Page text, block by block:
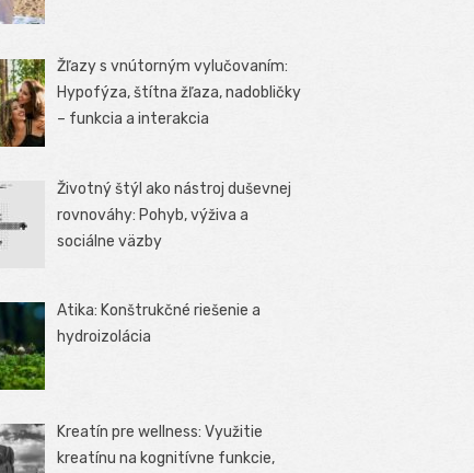
Žľazy s vnútorným vylučovaním:
Hypofýza, štítna žľaza, nadobličky
– funkcia a interakcia
Životný štýl ako nástroj duševnej
rovnováhy: Pohyb, výživa a
sociálne väzby
Atika: Konštrukčné riešenie a
hydroizolácia
Kreatín pre wellness: Využitie
kreatínu na kognitívne funkcie,